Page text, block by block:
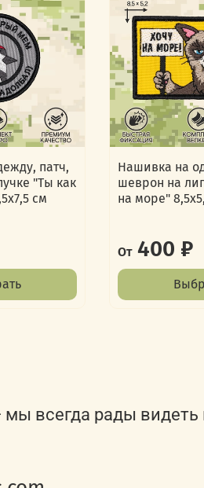
патч,
"Ты как
см
Нашивка на
шеврон на
на море"
От400 ₽
всегда рады видеть